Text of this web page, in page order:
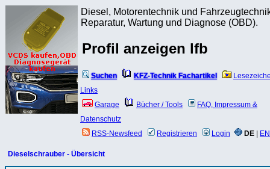
Diesel, Motorentechnik und
Reparatur, Wartung und Diagnose (OBD).
Profil anzeigen lfb
Suchen KFZ-Technik Fachartikel
Links
Garage
Bücher / Tools
FAQ, Impressum &
Datenschutz
RSS-Newsfeed
Registrieren Login DE EN
Dieselschrauber - Übersicht